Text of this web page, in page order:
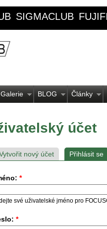
SIGMACLUB
Galerie BLOG Články
účet
nový účet Přihlásit se
*
své uživatelské jméno pro
*